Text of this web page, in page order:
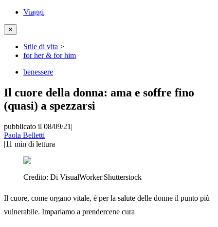
Viaggi
✕
Stile di vita >
for her & for him
benessere
Il cuore della donna: ama e soffre fino
(quasi) a spezzarsi
pubblicato il 08/09/21 |
Paola Belletti
|11 min di lettura
Credito: Di VisualWorker|Shutterstock
Il cuore, come organo vitale, è per la salute delle donne il punto più
vulnerabile. Impariamo a prendercene cura